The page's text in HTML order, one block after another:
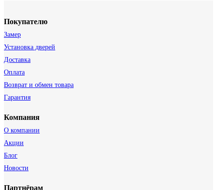
Покупателю
Замер
Установка дверей
Доставка
Оплата
Возврат и обмен товара
Гарантия
Компания
О компании
Акции
Блог
Новости
Партнёрам